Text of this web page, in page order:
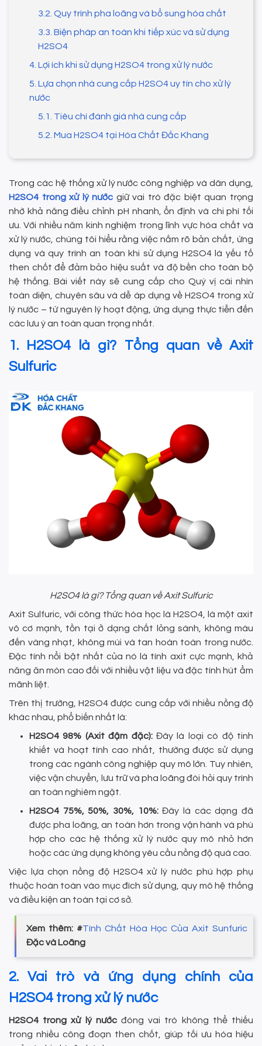
3.2. Quy trình pha loãng và bổ sung hóa chất
3.3. Biện pháp an toàn khi tiếp xúc và sử dụng
H2SO4
4. Lợi ích khi sử dụng H2SO4 trong xử lý nước
5. Lựa chọn nhà cung cấp H2SO4 uy tín cho xử lý
nước
5.1. Tiêu chí đánh giá nhà cung cấp
5.2. Mua H2SO4 tại Hóa Chất Đắc Khang
Trong các hệ thống xử lý nước công nghiệp và dân dụng,
H2SO4 trong xử lý nước giữ vai trò đặc biệt quan trọng
nhờ khả năng điều chỉnh pH nhanh, ổn định và chi phí tối
ưu. Với nhiều năm kinh nghiệm trong lĩnh vực hóa chất và
xử lý nước, chúng tôi hiểu rằng việc nắm rõ bản chất, ứng
dụng và quy trình an toàn khi sử dụng H2SO4 là yếu tố
then chốt để đảm bảo hiệu suất và độ bền cho toàn bộ
hệ thống. Bài viết này sẽ cung cấp cho Quý vị cái nhìn
toàn diện, chuyên sâu và dễ áp dụng về H2SO4 trong xử
lý nước – từ nguyên lý hoạt động, ứng dụng thực tiễn đến
các lưu ý an toàn quan trọng nhất.
1. H2SO4 là gì? Tổng quan về Axit
Sulfuric
H2SO4 là gì? Tổng quan về Axit Sulfuric
Axit Sulfuric, với công thức hóa học là H2SO4, là một axit
vô cơ mạnh, tồn tại ở dạng chất lỏng sánh, không màu
đến vàng nhạt, không mùi và tan hoàn toàn trong nước.
Đặc tính nổi bật nhất của nó là tính axit cực mạnh, khả
năng ăn mòn cao đối với nhiều vật liệu và đặc tính hút ẩm
mãnh liệt.
Trên thị trường, H2SO4 được cung cấp với nhiều nồng độ
khác nhau, phổ biến nhất là:
H2SO4 98% (Axit đậm đặc): Đây là loại có độ tinh
khiết và hoạt tính cao nhất, thường được sử dụng
trong các ngành công nghiệp quy mô lớn. Tuy nhiên,
việc vận chuyển, lưu trữ và pha loãng đòi hỏi quy trình
an toàn nghiêm ngặt.
H2SO4 75%, 50%, 30%, 10%:Đây là các dạng đã
được pha loãng, an toàn hơn trong vận hành và phù
hợp cho các hệ thống xử lý nước quy mô nhỏ hơn
hoặc các ứng dụng không yêu cầu nồng độ quá cao.
Việc lựa chọn nồng độ H2SO4 xử lý nước phù hợp phụ
thuộc hoàn toàn vào mục đích sử dụng, quy mô hệ thống
và điều kiện an toàn tại cơ sở.
Xem thêm: #Tính Chất Hóa Học Của Axit Sunfuric
Đặc và Loãng
2. Vai trò và ứng dụng chính của
H2SO4 trong xử lý nước
H2SO4 trong xử lý nướcđóng vai trò không thể thiếu
trong nhiều công đoạn then chốt, giúp tối ưu hóa hiệu